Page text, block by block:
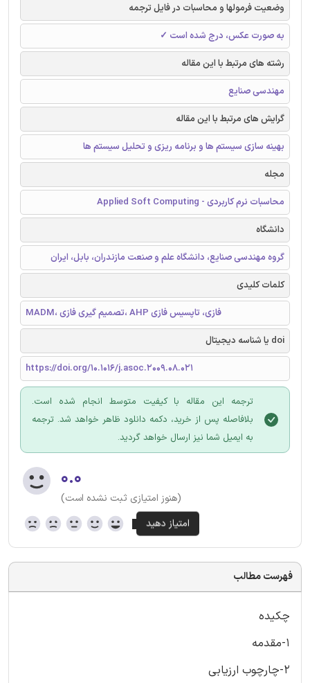
وضعیت فرمولها و محاسبات در فایل ترجمه
به صورت عکس، درج شده است ✓
رشته های مرتبط با این مقاله
مهندسی صنایع
گرایش های مرتبط با این مقاله
بهینه سازی سیستم ها و برنامه ریزی و تحلیل سیستم ها
مجله
محاسبات نرم کاربردی - Applied Soft Computing
دانشگاه
گروه مهندسی صنایع، دانشگاه علم و صنعت مازندران، بابل، ایران
کلمات کلیدی
MADM، تصمیم گیری فازی، AHP فازی، تاپسیس فازی
doi یا شناسه دیجیتال
https://doi.org/10.1016/j.asoc.2009.08.021
ترجمه این مقاله با کیفیت متوسط انجام شده است.
بلافاصله پس از خرید، دکمه دانلود ظاهر خواهد شد. ترجمه
به ایمیل شما نیز ارسال خواهد گردید.
۰.۰
(هنوز امتیازی ثبت نشده است)
فهرست مطالب
چکیده
1-مقدمه
2-چارچوب ارزیابی